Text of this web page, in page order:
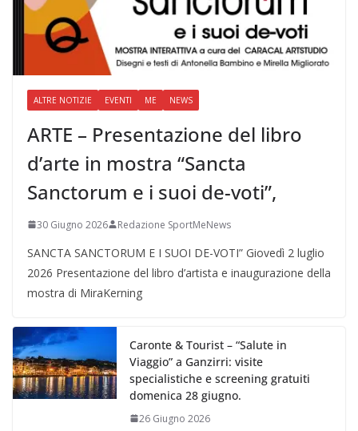
ALTRE NOTIZIE EVENTI ME NEWS
ARTE – Presentazione del libro
d’arte in mostra “Sancta
Sanctorum e i suoi de-voti”,
30 Giugno 2026 Redazione SportMeNews
SANCTA SANCTORUM E I SUOI DE-VOTI” Giovedì 2 luglio
2026 Presentazione del libro d’artista e inaugurazione della
mostra di MiraKerning
Caronte & Tourist – “Salute in
Viaggio” a Ganzirri: visite
specialistiche e screening gratuiti
domenica 28 giugno.
26 Giugno 2026